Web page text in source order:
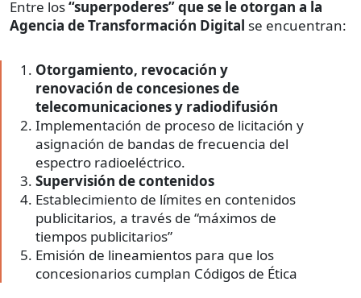
Entre los“superpoderes” que se le otorgan a la
Agencia de Transformación Digital se encuentran:
Otorgamiento, revocación y
renovación de concesiones de
telecomunicaciones y radiodifusión
Implementación de proceso de licitación y
asignación de bandas de frecuencia del
espectro radioeléctrico.
Supervisión de contenidos
Establecimiento de límites en contenidos
publicitarios, a través de “máximos de
tiempos publicitarios”
Emisión de lineamientos para que los
concesionarios cumplan Códigos de Ética